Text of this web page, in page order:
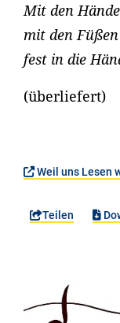
Mit den
mit den
fest in die
(überliefert)
Weil uns Lesen
Teilen